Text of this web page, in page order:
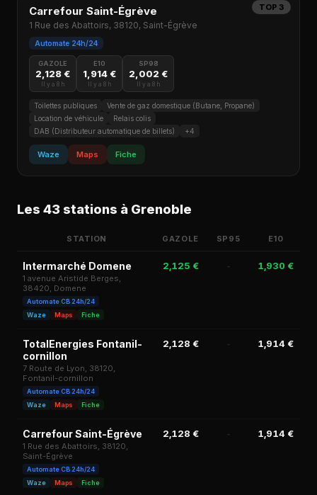
TOP 3
Carrefour Saint-Égrève
1 Rue des Abattoirs, 38120, Saint-Égrève
Automate 24h/24
GAZOLE
2,128 €
Il y a 8 h
E10
1,914 €
Il y a 8 h
SP98
2,002 €
Il y a 8 h
Toilettes publiques
Vente de gaz domestique (Butane, Propane)
Location de véhicule
Relais colis
DAB (Distributeur automatique de billets)
+4
Waze Maps Fiche
Les 43 stations à Grenoble
STATION GAZOLE SP95 E10
Intermarché Domene
1 avenue Aristide Berges,
38420, Domene
Automate CB 24h/24
Waze
Maps Fiche
2,125 € - 1,930 €
TotalEnergies Fontanil-
cornillon
7 Route de Lyon, 38120,
Fontanil-cornillon
Automate CB 24h/24
Waze
Maps Fiche
2,128 € - 1,914 €
Carrefour Saint-Égrève
1 Rue des Abattoirs, 38120,
Saint-Égrève
Automate CB 24h/24
Waze
Maps Fiche
2,128 € - 1,914 €